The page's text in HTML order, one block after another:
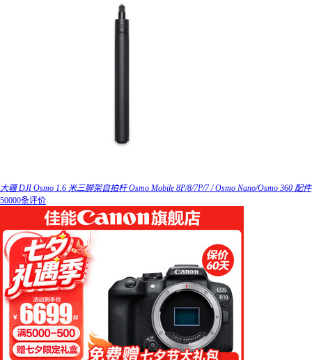
大疆 DJI Osmo 1.6 米三脚架自拍杆 Osmo Mobile 8P/8/7P/7 / Osmo Nano/Osmo 360 配件
50000条评价